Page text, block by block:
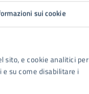
sui cookie
sito, e cookie analitici per
su come disabilitare i